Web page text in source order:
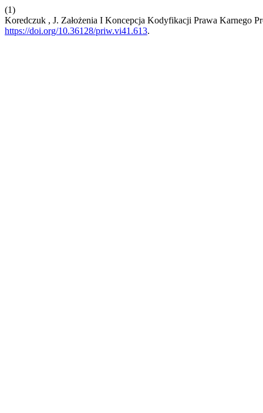
(1)
Koredczuk , J. Założenia I Koncepcja Kodyfikacji Prawa Karnego
https://doi.org/10.36128/priw.vi41.613.